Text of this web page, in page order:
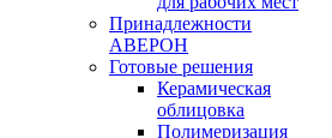
Принадлежности
АВЕРОН
Готовые решения
Керамическая
облицовка
Полимеризация